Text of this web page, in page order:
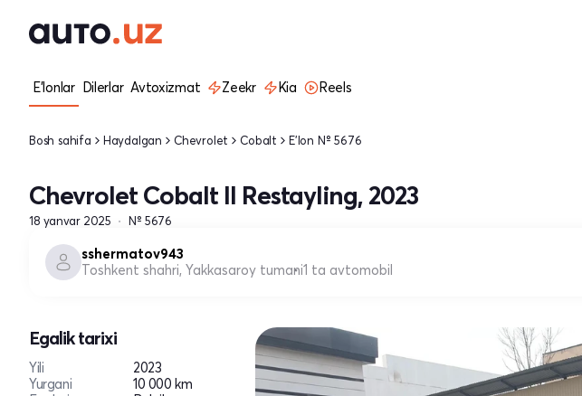
E'lonlar Dilerlar Avtoxizmat Zeekr Kia Reels
Bosh sahifa Haydalgan Chevrolet Cobalt E'lon № 5676
Chevrolet Cobalt II Restayling, 2023
18 yanvar 2025 № 5676
sshermatov943
Toshkent shahri, Yakkasaroy tumani1 ta avtomobil
Egalik tarixi
Yili
2023
Yurgani
10 000 km